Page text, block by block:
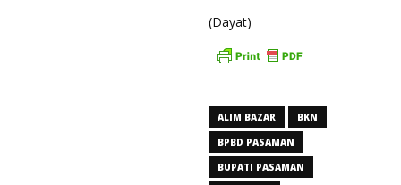
(Dayat)
ALIM BAZAR
BKN
BPBD PASAMAN
BUPATI PASAMAN